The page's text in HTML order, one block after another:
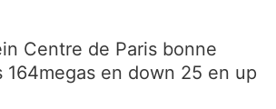
Centre de Paris bonne
164megas en down 25 en up